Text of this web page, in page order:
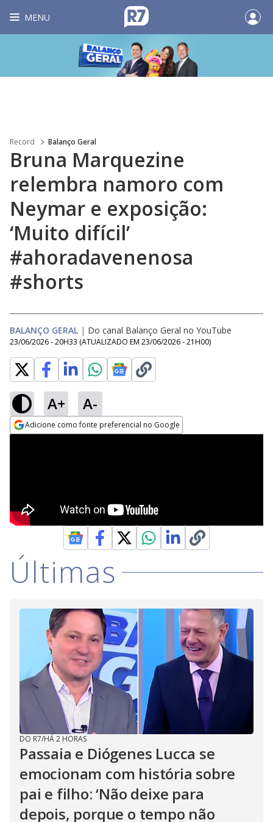
MENU
Record Balanço Geral
Bruna Marquezine
relembra namoro com
Neymar e exposição:
‘Muito difícil’
#ahoradavenenosa
#shorts
BALANÇO GERAL | Do canal Balanço Geral no YouTube
23/06/2026 - 20H33 (ATUALIZADO EM 23/06/2026 - 21H00)
A+ A-
Adicione como fonte preferencial no Google
Últimas
DO R7/HÁ 2 HORAS
Passaia e Diógenes Lucca se
emocionam com história sobre
pai e filho: ‘Não deixe para
depois, porque o tempo não